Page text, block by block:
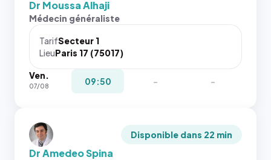
Dr Moussa Alhaji
Médecin généraliste
TarifSecteur 1
LieuParis 17 (75017)
Ven.
07/08 09:50 - -
Disponible dans 22 min
Dr Amedeo Spina